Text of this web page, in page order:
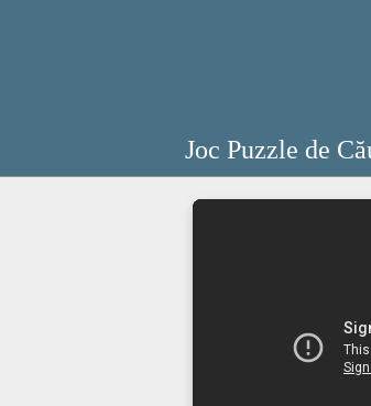
Joc Puzzle de